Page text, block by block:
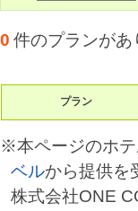
0 件のプランがあ
プラン
※本ページのホテ
ベルから提供を
株式会社ONE